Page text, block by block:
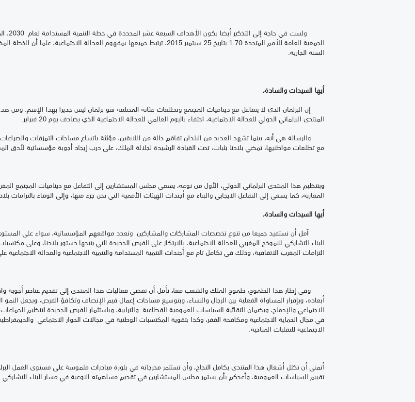
ولست في حاجة إلى التذكير أيضا بكون الأهداف السبعة عشر المحددة في خطة التنمية المستدامة لعام 2030، المعنونة "
الجمعية العامة للأمم المتحدة 1.70 بتاريخ 25 سبتمبر 2015، ترتبط جميعها بمفهوم العدالة
السنة الجارية.
أيها السيدات والسادة،
إن البرلمان الذي لا يتفاعل مع ديناميات المجتمع وتطلعات فئاته المختلفة هو برلمان ليس جديرا بهذا الإسم. ومن
المنتدى البرلماني الدولي للعدالة الاجتماعية، احتفاء باليوم العالمي للعدالة الاجتماعية الذي يصادف يوم 20 فبراير.
والرسالة هي أنه، بينما تشهد العديد من البلدان تفاقم حالة من اللايقين، مؤثثة باتساع مساحات التمزقات
مع تطلعات مواطنيها، تمضي بلادنا بثبات، تحت القيادة الرشيدة لجلالة الملك، على درب إيجاد أجوبة مؤسساتية لأدق
وبتنظيم هذا المنتدى البرلماني الدولي، الأول من نوعه، يسعى مجلس المستشارين إلى التفاعل مع ديناميات المجتمع
المغاربة، كما يسعى إلى التفاعل الايجابي والبناء مع أجندات الهيئات الأممية التي نحن جزء منها، وإلى الوفاء بالتزامات
أيها السيدات والسادة،
آمل أن نستفيد جميعا من تنوع تخصصات المشاركات والمشاركين وتعدد مواقعهم المؤسساتية، سواء على
البناء التشاركي للنموذج المغربي للعدالة الاجتماعية، بالارتكاز على الفرص الجديدة التي يتيحها دستور بلادنا، وعلى
التزامات المغرب الاتفاقية، وذلك في تكامل تام مع أجندات التنمية المستدامة والتنمية الاجتماعية والعدالة
وفي إطار هذا الطموح، طموح الملك والشعب معا، نأمل أن تفضي فعاليات هذا المنتدى إلى تقديم عناصر
أبعاده، وبإقرار المساواة الفعلية بين الرجال والنساء، وبتوسيع مساحات إعمال قيم الإنصاف وتكافؤ الفرص، وبجعل
الاجتماعي والإدماج، وبضمان التقائية السياسات العمومية القطاعية والترابية، وباستثمار الفرص الجديدة لتنظيم
في مجال الحماية الاجتماعية ومكافحة الفقر، وكذا بتقوية المكتسبات الوطنية في مجالات الحوار الاجتماعي
الاجتماعية للتقلبات المناخية.
أتمنى أن تكلل أشغال هذا المنتدى بكامل النجاح، وأن تستثمر مخرجاته في بلورة مبادرات ملموسة على مستوى العمل
تقييم السياسات العمومية، وأعدكم بأن يستمر مجلس المستشارين في تقديم مساهمته النوعية في مسار البناء التشاركي